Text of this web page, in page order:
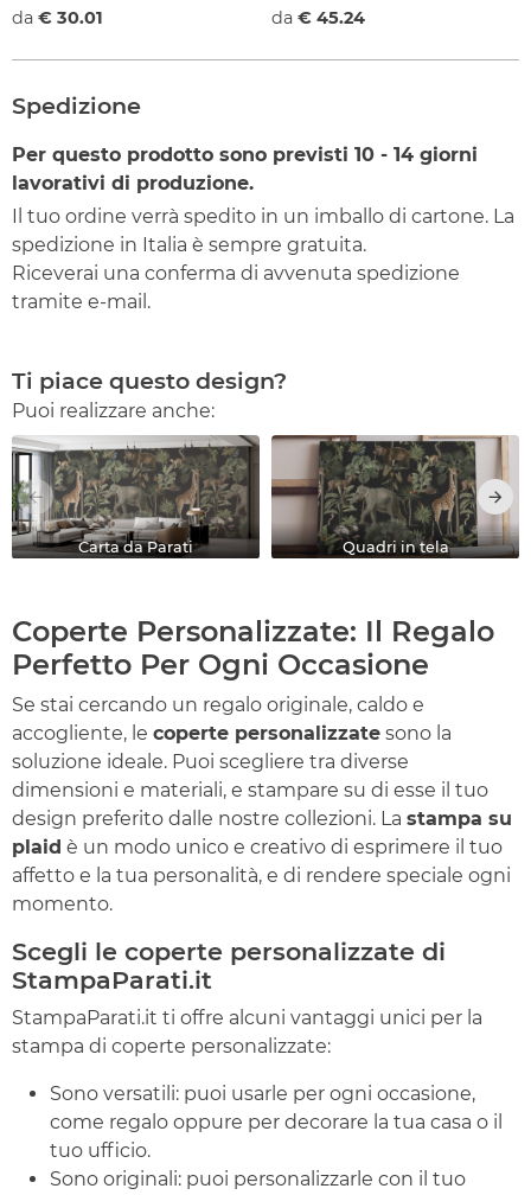
da € 30.01 da € 45.24
Spedizione
Per questo prodotto sono previsti 10 - 14 giorni
lavorativi di produzione.
Il tuo ordine verrà spedito in un imballo di cartone. La
spedizione in Italia è sempre gratuita.
Riceverai una conferma di avvenuta spedizione
tramite e-mail.
Ti piace questo design?
Puoi realizzare anche:
Carta da Parati Quadri in tela
Coperte Personalizzate: Il Regalo
Perfetto Per Ogni Occasione
Se stai cercando un regalo originale, caldo e
accogliente, le coperte personalizzate sono la
soluzione ideale. Puoi scegliere tra diverse
dimensioni e materiali, e stampare su di esse il tuo
design preferito dalle nostre collezioni. La stampa su
plaid è un modo unico e creativo di esprimere il tuo
affetto e la tua personalità, e di rendere speciale ogni
momento.
Scegli le coperte personalizzate di
StampaParati.it
StampaParati.it ti offre alcuni vantaggi unici per la
stampa di coperte personalizzate:
Sono versatili: puoi usarle per ogni occasione,
come regalo oppure per decorare la tua casa o il
tuo ufficio.
Sono originali: puoi personalizzarle con il tuo